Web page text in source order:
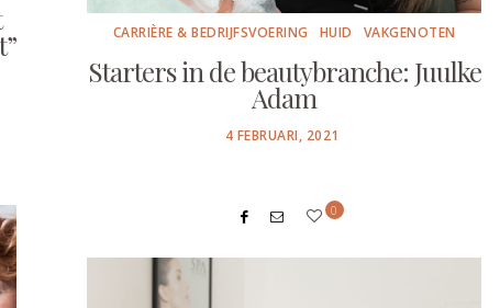
CARRIÈRE & BEDRIJFSVOERING HUID VAKGENOTEN
Starters in de beautybranche: Juulke
Adam
POSTED
4 FEBRUARI, 2021
0